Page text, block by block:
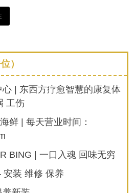
）
| 东西方疗愈智慧的康复体
工伤
鲜 | 每天营业时间：
BING | 一口入魂 回味无穷
安装 维修 保养